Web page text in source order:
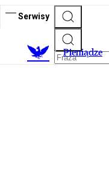
Serwisy
Pieniądze